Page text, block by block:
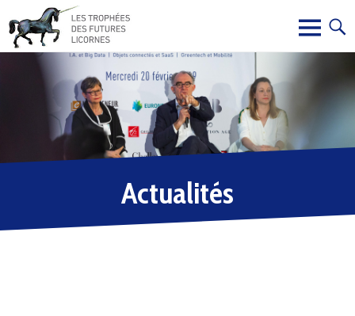
Actualités